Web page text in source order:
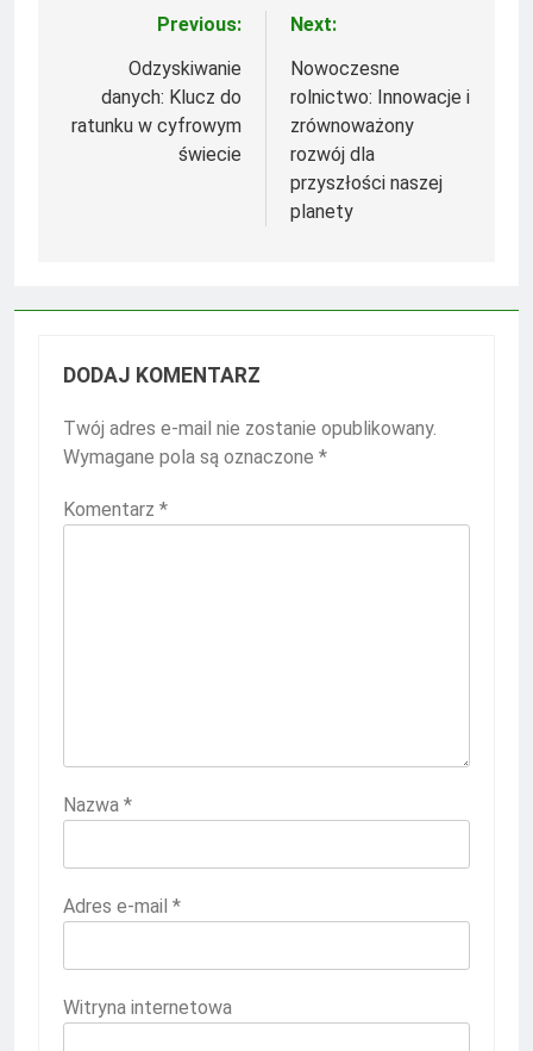
Nawigacja
wpisu
Previous:
Odzyskiwanie
danych: Klucz do
ratunku w cyfrowym
świecie
Next:
Nowoczesne
rolnictwo: Innowacje i
zrównoważony
rozwój dla
przyszłości naszej
planety
DODAJ KOMENTARZ
Twój adres e-mail nie zostanie opublikowany.
Wymagane pola są oznaczone *
Komentarz *
Nazwa *
Adres e-mail *
Witryna internetowa